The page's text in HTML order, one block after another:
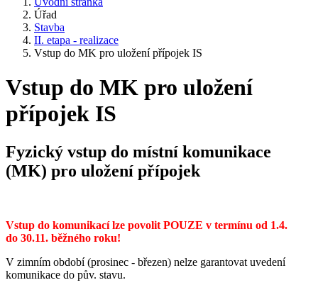
Úřad
Stavba
II. etapa - realizace
Vstup do MK pro uložení přípojek IS
Vstup do MK pro uložení
přípojek IS
Fyzický vstup do místní komunikace
(MK) pro uložení přípojek
Vstup do komunikací lze povolit POUZE v termínu od 1.4.
do 30.11. běžného roku!
V zimním období (prosinec - březen) nelze garantovat uvedení
komunikace do pův. stavu.